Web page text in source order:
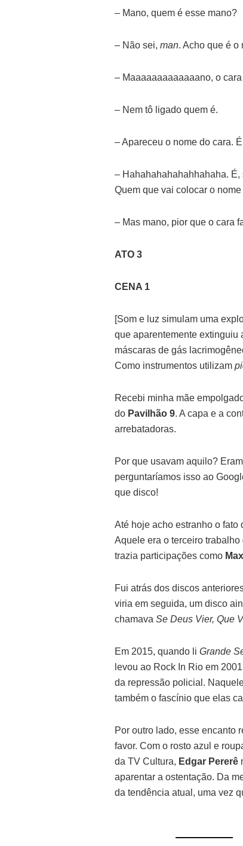
– Mano, quem é esse mano?
– Não sei, man. Acho que é o
– Maaaaaaaaaaaaano, o
– Nem tô ligado quem é.
– Apareceu o nome do cara.
– Hahahahahahahhahaha.
Quem que vai colocar o nome
– Mas mano, pior que o cara
ATO 3
CENA 1
[Som e luz simulam uma
que aparentemente extinguiu
máscaras de gás
Como instrumentos utilizam
Recebi minha mãe
do Pavilhão 9. A capa e a
arrebatadoras.
Por que usavam aquilo?
perguntaríamos isso ao
que disco!
Até hoje acho estranho o fato
Aquele era o terceiro
trazia participações como
Fui atrás dos discos
viria em seguida, um disco
chamava Se Deus Vier, Que
Em 2015, quando li Grande
levou ao Rock In Rio em
da repressão policial.
também o fascínio que elas
Por outro lado, esse encanto
favor. Com o rosto azul e
da TV Cultura, Edgar Pererê
aparentar a ostentação. Da
da tendência atual, uma vez